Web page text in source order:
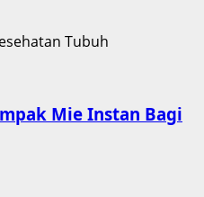
Mie Instan Bagi